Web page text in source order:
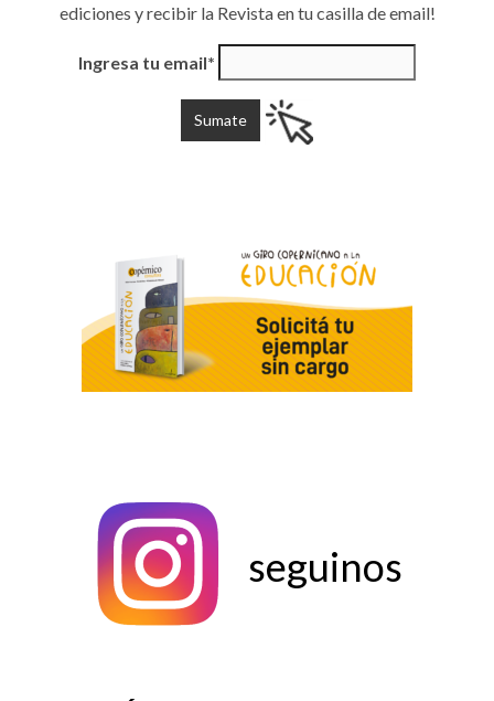
ediciones y recibir la Revista en tu casilla de email!
Ingresa tu email*
seguinos